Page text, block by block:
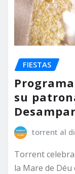
FIESTAS
su
torrent al
Torrent
la Mare de Déu